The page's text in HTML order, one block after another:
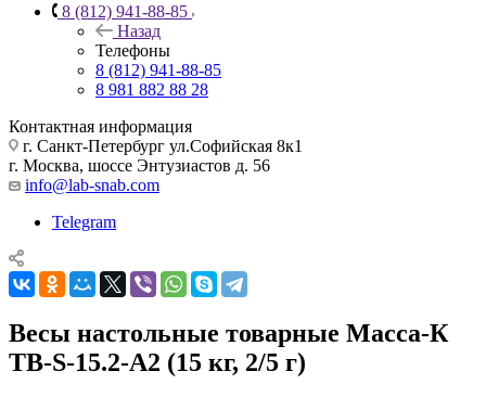
8 (812) 941-88-85
Назад
Телефоны
8 (812) 941-88-85
8 981 882 88 28
Контактная информация
г. Санкт-Петербург ул.Софийская 8к1
г. Москва, шоссе Энтузиастов д. 56
info@lab-snab.com
Telegram
Весы настольные товарные Масса-К
ТВ-S-15.2-А2 (15 кг, 2/5 г)